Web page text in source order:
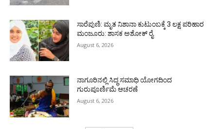
ಸಾರೆಪುಣಿ: ಮೃತ ನಿಶಾನಾ ಕುಟುಂಬಕ್ಕೆ 3 ಲಕ್ಷ ಪರಿಹಾರ
ಮಂಜೂರು: ಶಾಸಕ ಅಶೋಕ್ ರೈ
August 6, 2026
ನಾಗೂರಿನಲ್ಲಿ ಸಿದ್ಧ ಸಮಾಧಿ ಯೋಗದಿಂದ
ಗುರುಪೂರ್ಣಿಮೆ ಆಚರಣೆ
August 6, 2026